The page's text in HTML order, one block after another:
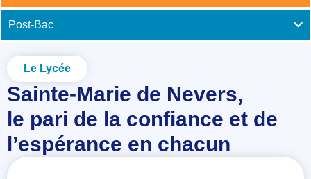
Post-Bac
Le Lycée
Sainte-Marie de Nevers,
le pari de la confiance et de
l’espérance en chacun